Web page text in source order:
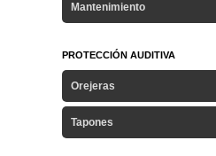
Mantenimiento
PROTECCIÓN AUDITIVA
Orejeras
Tapones